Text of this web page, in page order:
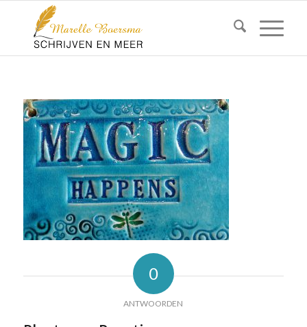
0
ANTWOORDEN